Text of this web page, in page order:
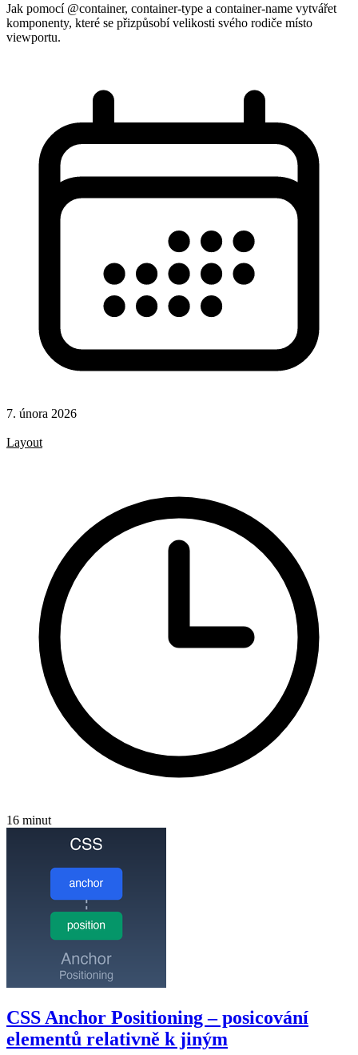
Jak pomocí @container, container-type a container-name vytvářet
komponenty, které se přizpůsobí velikosti svého rodiče místo
viewportu.
7. února 2026
Layout
16 minut
CSS Anchor Positioning – posicování
elementů relativně k jiným